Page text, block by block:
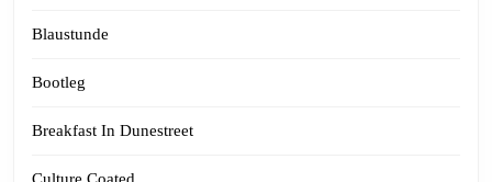
Blaustunde
Bootleg
Breakfast In Dunestreet
Culture Coated